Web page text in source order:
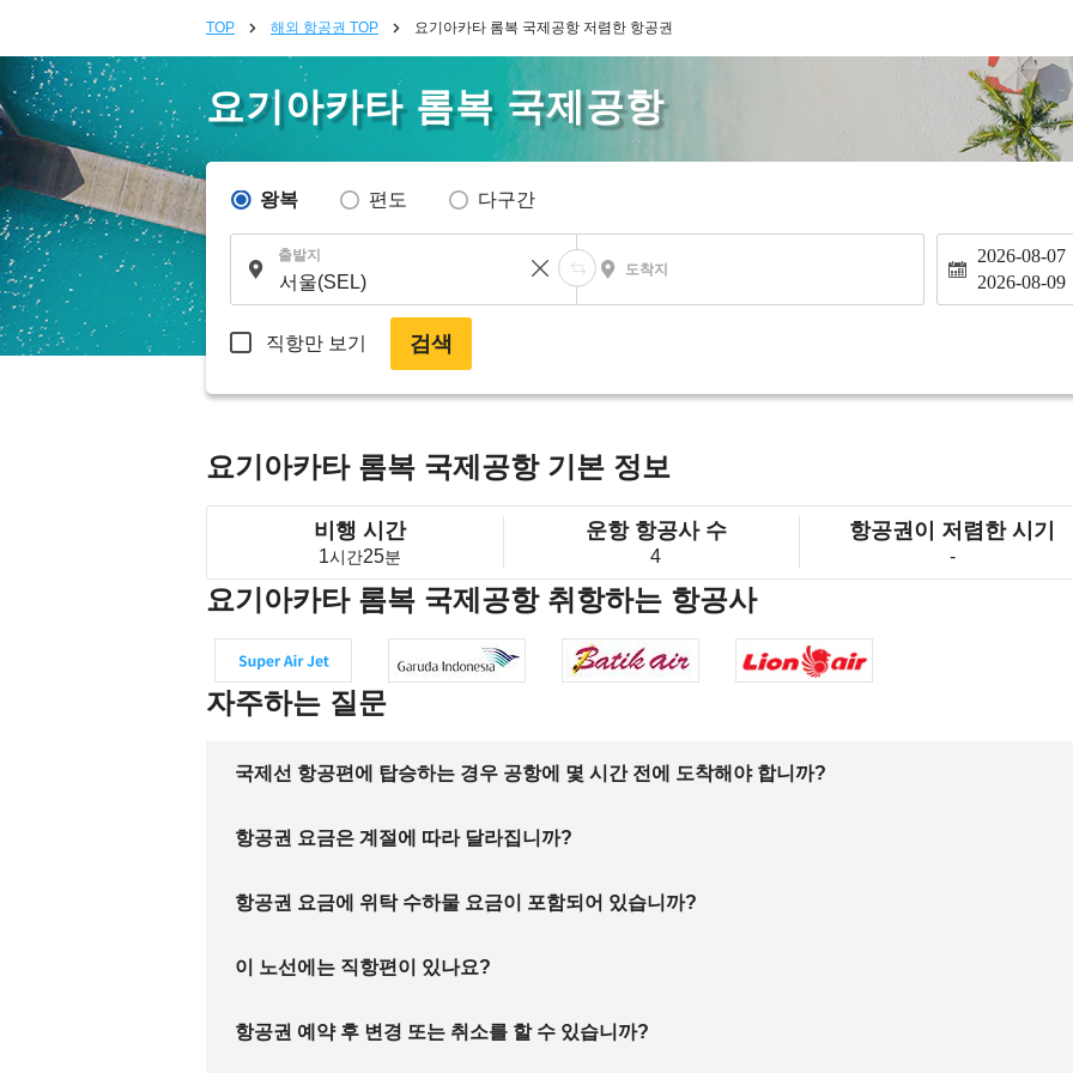
TOP 해외 항공권 TOP 요기아카타 롬복 국제공항 저렴한 항공권
요기아카타 롬복 국제공항
왕복 편도 다구간
출발지
도착지
2026-08-07
2026-08-09
직항만 보기 검색
요기아카타 롬복 국제공항 기본 정보
비행 시간
1시간25분
운항 항공사 수
4
항공권이 저렴한 시기
-
요기아카타 롬복 국제공항 취항하는 항공사
자주하는 질문
국제선 항공편에 탑승하는 경우 공항에 몇 시간 전에 도착해야 합니까?
항공권 요금은 계절에 따라 달라집니까?
항공권 요금에 위탁 수하물 요금이 포함되어 있습니까?
이 노선에는 직항편이 있나요?
항공권 예약 후 변경 또는 취소를 할 수 있습니까?